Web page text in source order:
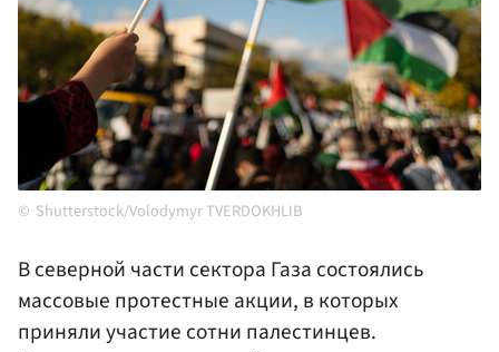
Shutterstock/Volodymyr TVERDOKHLIB
В северной части сектора Газа состоялись
массовые протестные акции, в которых
приняли участие сотни палестинцев.